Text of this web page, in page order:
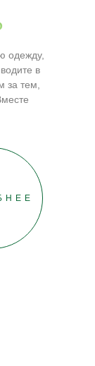
одежду,
в
за тем,